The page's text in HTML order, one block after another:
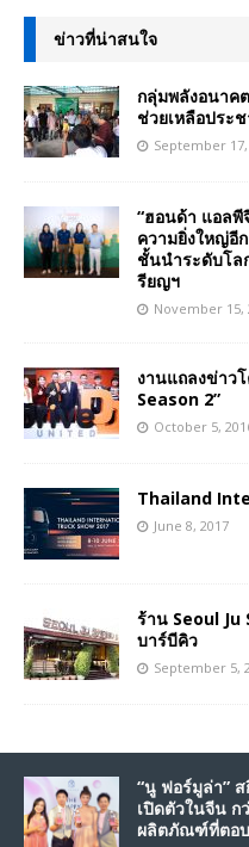
ข่าวที่น่าสนใจ
กลุ่มพลังอนาค
ช่วยเหลือประ
September 17,
“ฮอนด้า แอลพี
ความยิ่งใหญ่อี
ชั้นนำระดับโล
รียญฯ
November 15,
งานแถลงข่าว
Season 2”
October 5,
Thailand
June 8, 2017
ร้าน Seoul
บาร์บีคิว
September 5,
“นู ฟอร์มูล่า”
เปิดตัวในจีน
ผลิตภัณฑ์ที่ตอ